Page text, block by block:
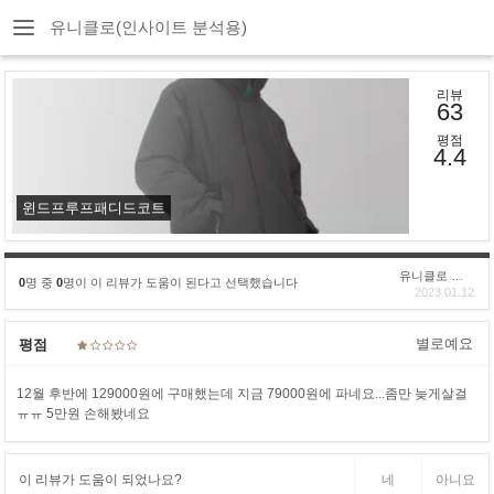
유니클로(인사이트 분석용)
윈드프루프패디드코트
리뷰
63
평점
4.4
0명 중 0명이 이 리뷰가 도움이 된다고 선택했습니다
2023.01.12
평점 별로예요
12월 후반에 129000원에 구매했는데 지금 79000원에 파네요...좀만 늦게살걸
ㅠㅠ 5만원 손해봤네요
이 리뷰가 도움이 되었나요? 네 아니요